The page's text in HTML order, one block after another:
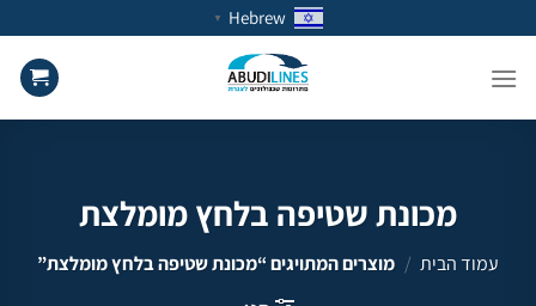
to
content
Hebrew
▼
מכונת שטיפה בלחץ מומלצת
עמוד הבית / מוצרים המתויגים “מכונת שטיפה בלחץ מומלצת”